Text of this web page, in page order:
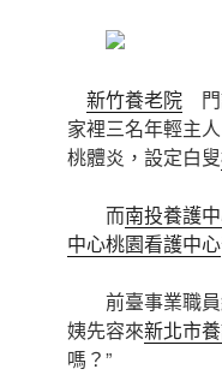
新竹養老院 門
家裡三名年輕主
桃體炎，設定白叟
而南投養護
中心桃園看護中心
前臺事業職員
姨先容來新北市
嗎？”